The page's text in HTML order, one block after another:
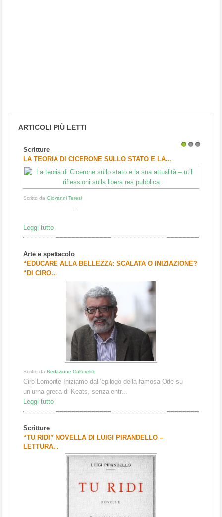
ARTICOLI PIÙ LETTI
Scritture
LA TEORIA DI CICERONE SULLO STATO E LA...
Scritto da Giovanni Teresi
...
Leggi tutto
Arte e spettacolo
“EDUCARE ALLA BELLEZZA: SCALATA O INIZIAZIONE?
“DI CIRO...
Scritto da Redazione Culturelite
Ciro Lomonte Iniziamo dall’epilogo della famosa Ode su
un’urna greca di Keats, senza entr...
Leggi tutto
Scritture
“TU RIDI” NOVELLA DI LUIGI PIRANDELLO –
LETTURA...